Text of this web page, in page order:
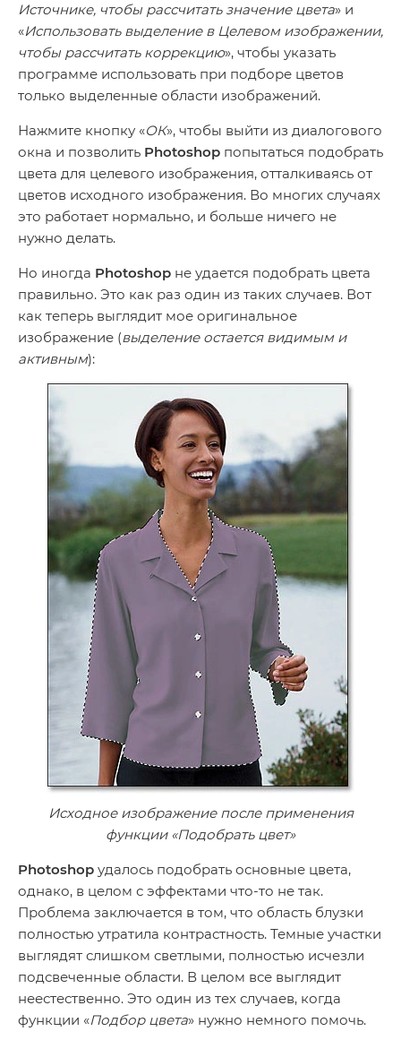
Источнике, чтобы рассчитать значение цвета» и
«Использовать выделение в Целевом изображении,
чтобы рассчитать коррекцию», чтобы указать
программе использовать при подборе цветов
только выделенные области изображений.
Нажмите кнопку «ОК», чтобы выйти из диалогового
окна и позволить Photoshop попытаться подобрать
цвета для целевого изображения, отталкиваясь от
цветов исходного изображения. Во многих случаях
это работает нормально, и больше ничего не
нужно делать.
Но иногда Photoshop не удается подобрать цвета
правильно. Это как раз один из таких случаев. Вот
как теперь выглядит мое оригинальное
изображение (выделение остается видимым и
активным):
Исходное изображение после применения
функции «Подобрать цвет»
Photoshop удалось подобрать основные цвета,
однако, в целом с эффектами что-то не так.
Проблема заключается в том, что область блузки
полностью утратила контрастность. Темные участки
выглядят слишком светлыми, полностью исчезли
подсвеченные области. В целом все выглядит
неестественно. Это один из тех случаев, когда
функции «Подбор цвета» нужно немного помочь.